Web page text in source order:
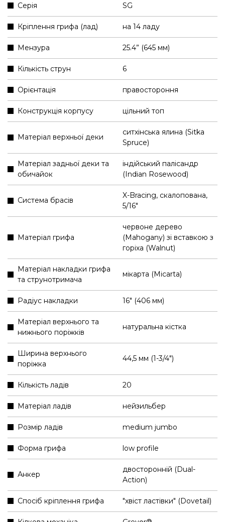
Серія SG
Кріплення грифа (лад) на 14 ладу
Мензура 25.4” (645 мм)
Кількість струн 6
Орієнтація правостороння
Конструкція корпусу цільний топ
Матеріал верхньої деки
ситхінська ялина (Sitka
Spruce)
Матеріал задньої деки та
обичайок
індійський палісандр
(Indian Rosewood)
Система брасів
X-Bracing, скалопована,
5/16"
Матеріал грифа
червоне дерево
(Mahogany) зі вставкою з
горіха (Walnut)
Матеріал накладки грифа
та струнотримача
мікарта (Micarta)
Радіус накладки 16" (406 мм)
Матеріал верхнього та
нижнього поріжків
натуральна кістка
Ширина верхнього
поріжка
44,5 мм (1-3/4″)
Кількість ладів 20
Матеріал ладів нейзильбер
Розмір ладів medium jumbo
Форма грифа low profile
Анкер
двосторонній (Dual-
Action)
Спосіб кріплення грифа "хвіст ластівки" (Dovetail)